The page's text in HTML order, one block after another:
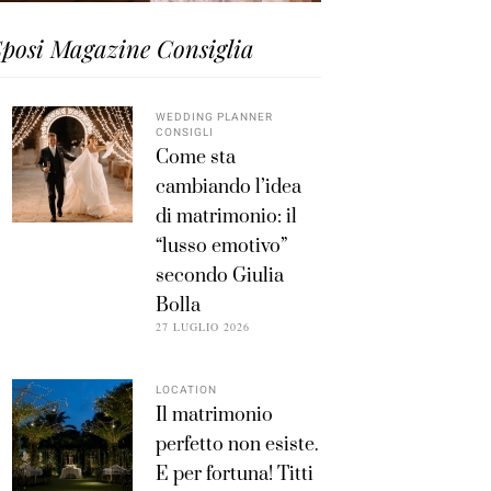
Magazine Consiglia
WEDDING PLANNER
CONSIGLI
Come sta
cambiando l’idea
di matrimonio: il
“lusso emotivo”
secondo Giulia
Bolla
27 LUGLIO 2026
LOCATION
Il matrimonio
perfetto non esiste.
E per fortuna! Titti